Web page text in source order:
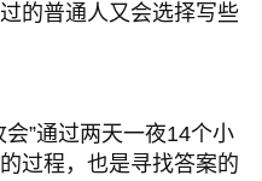
的普通人又会选择写些
”通过两天一夜14个小
过程，也是寻找答案的